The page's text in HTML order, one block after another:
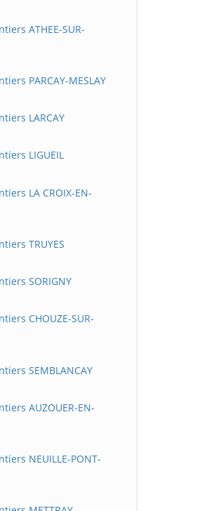
ATHEE-SUR-
PARCAY-MESLAY
LARCAY
LIGUEIL
LA CROIX-EN-
TRUYES
SORIGNY
CHOUZE-SUR-
SEMBLANCAY
AUZOUER-EN-
NEUILLE-PONT-